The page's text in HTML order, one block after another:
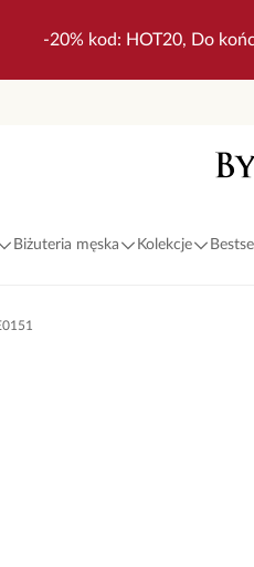
-20% kod: HOT20, Do
Biżuteria męska Kolekcje